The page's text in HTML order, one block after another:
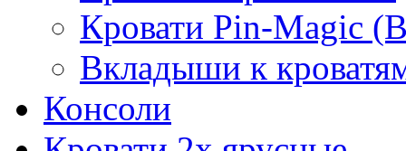
Кровати Pin-Magic
Вкладыши к
Консоли